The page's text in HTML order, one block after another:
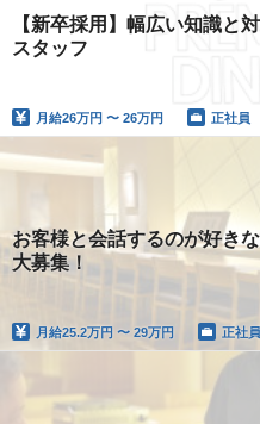
【新卒採用】幅広い知識と
スタッフ
月給26万円 〜 26万円 正社員
お客様と会話するのが好き
大募集！
月給25.2万円 〜 29万円 正社員